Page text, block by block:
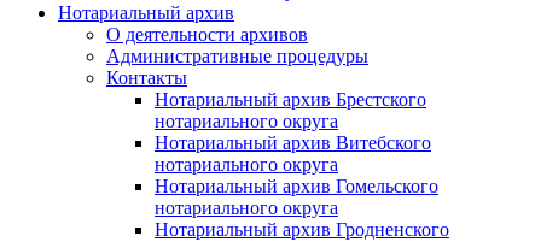
Нотариальный архив
О деятельности архивов
Административные процедуры
Контакты
Нотариальный архив Брестского
нотариального округа
Нотариальный архив Витебского
нотариального округа
Нотариальный архив Гомельского
нотариального округа
Нотариальный архив Гродненского